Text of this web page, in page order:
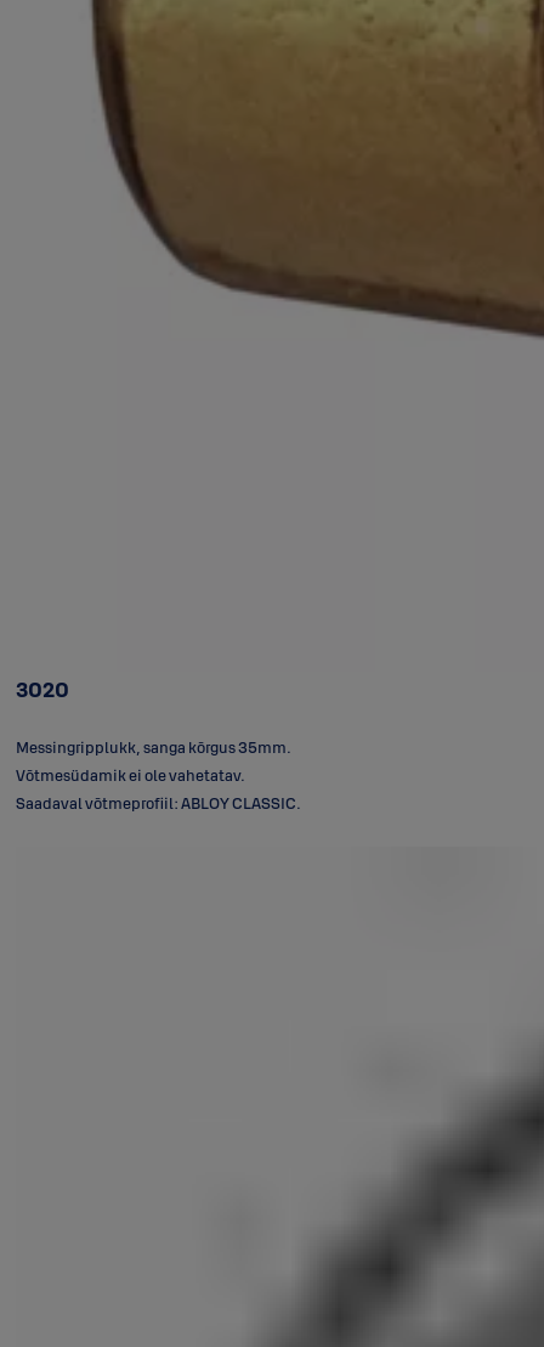
3020
Messingripplukk, sanga kõrgus 35mm.
Võtmesüdamik ei ole vahetatav.
Saadaval võtmeprofiil: ABLOY CLASSIC.